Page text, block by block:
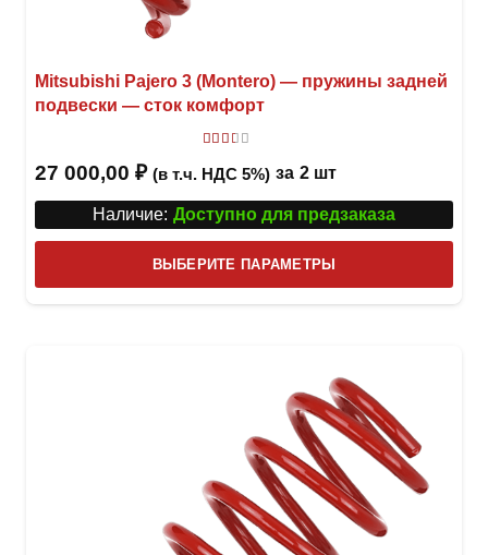
Mitsubishi Pajero 3 (Montero) — пружины задней
подвески — сток комфорт
27 000,00 ₽ (в т.ч. НДС 5%) за 2 шт
Наличие: Доступно для предзаказа
ВЫБЕРИТЕ ПАРАМЕТРЫ
товар